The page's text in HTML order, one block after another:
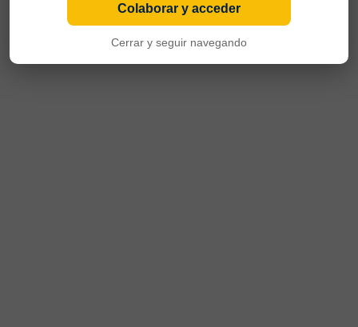
Colaborar y acceder
Cerrar y seguir navegando